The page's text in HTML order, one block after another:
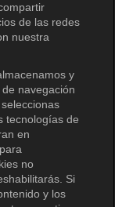
de las redes
nuestra
y
navegación
tecnologías de
en
no
Si
y los